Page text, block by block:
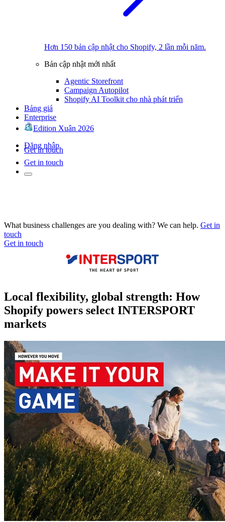
Hơn 150 bản cập nhật cho Shopify, 2 lần mỗi năm.
Bản cập nhật mới nhất
Agentic Storefront
Campaign Autopilot
Shopify AI Toolkit cho nhà phát triển
Bảng giá
Enterprise
Edition Xuân 2026
Đăng nhập
Get in touch
Get in touch
What business challenges are you dealing with? We can help. Get in
touch
Get in touch
Local flexibility, global strength: How
Shopify powers select INTERSPORT
markets